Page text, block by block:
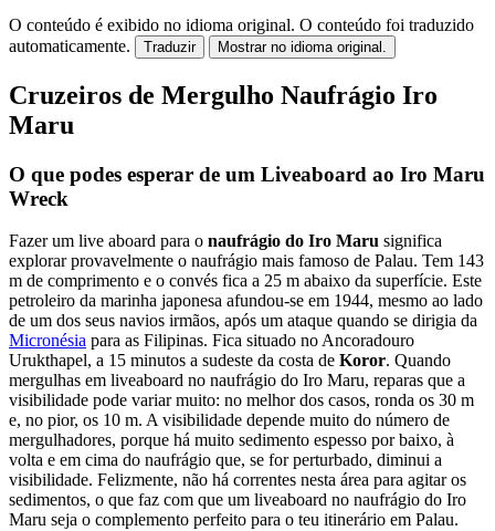
O conteúdo é exibido no idioma original. O conteúdo foi traduzido
automaticamente.
Traduzir Mostrar no idioma original.
Cruzeiros de Mergulho Naufrágio Iro
Maru
O que podes esperar de um Liveaboard ao Iro Maru
Wreck
Fazer um live aboard para o naufrágio do Iro Maru significa
explorar provavelmente o naufrágio mais famoso de Palau. Tem 143
m de comprimento e o convés fica a 25 m abaixo da superfície. Este
petroleiro da marinha japonesa afundou-se em 1944, mesmo ao lado
de um dos seus navios irmãos, após um ataque quando se dirigia da
Micronésia para as Filipinas. Fica situado no Ancoradouro
Urukthapel, a 15 minutos a sudeste da costa de Koror. Quando
mergulhas em liveaboard no naufrágio do Iro Maru, reparas que a
visibilidade pode variar muito: no melhor dos casos, ronda os 30 m
e, no pior, os 10 m. A visibilidade depende muito do número de
mergulhadores, porque há muito sedimento espesso por baixo, à
volta e em cima do naufrágio que, se for perturbado, diminui a
visibilidade. Felizmente, não há correntes nesta área para agitar os
sedimentos, o que faz com que um liveaboard no naufrágio do Iro
Maru seja o complemento perfeito para o teu itinerário em Palau.